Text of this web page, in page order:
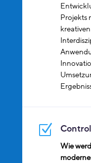
Projekts
Z
Wie